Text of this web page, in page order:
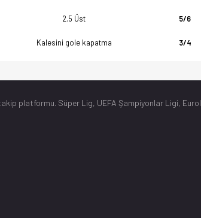
2.5 Üst 5/6
Kalesini gole kapatma 3/4
platformu. Süper Lig, UEFA Şampiyonlar Ligi,